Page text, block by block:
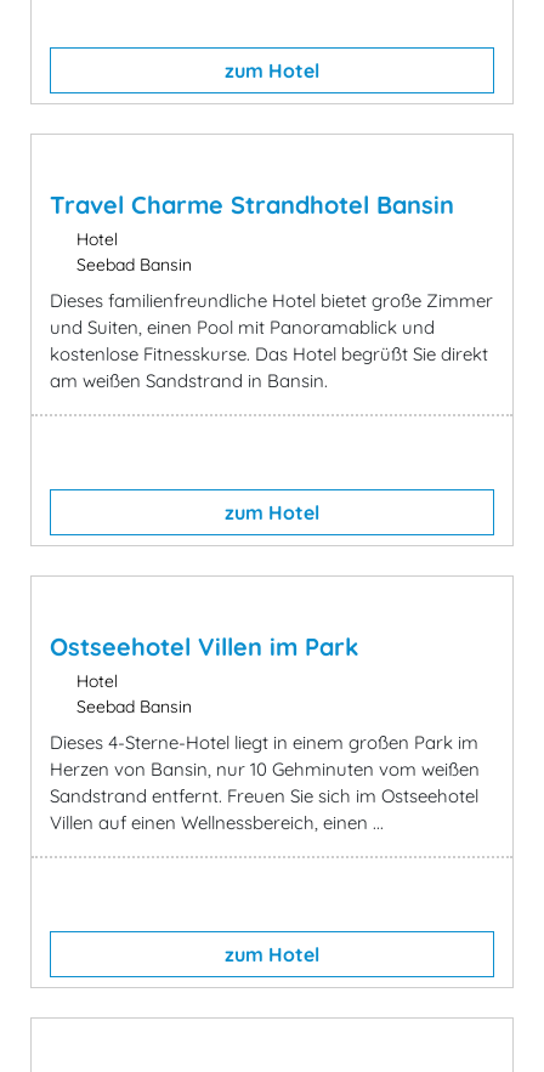
zum Hotel
Travel Charme Strandhotel Bansin
Hotel
Seebad Bansin
Dieses familienfreundliche Hotel bietet große Zimmer
und Suiten, einen Pool mit Panoramablick und
kostenlose Fitnesskurse. Das Hotel begrüßt Sie direkt
am weißen Sandstrand in Bansin.
zum Hotel
Ostseehotel Villen im Park
Hotel
Seebad Bansin
Dieses 4-Sterne-Hotel liegt in einem großen Park im
Herzen von Bansin, nur 10 Gehminuten vom weißen
Sandstrand entfernt. Freuen Sie sich im Ostseehotel
Villen auf einen Wellnessbereich, einen ...
zum Hotel